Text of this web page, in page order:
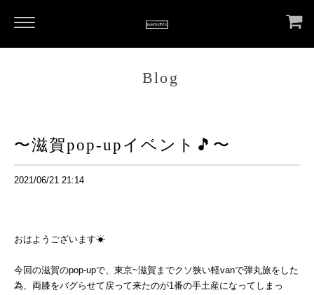
Blog
〜滋賀pop-upイベント🎵〜
2021/06/21 21:14
おはようございます☀︎
今回の滋賀のpop-upで、東京~滋賀までクソ狭い軽vanで弾丸旅をした
為、両膝をバグらせて戻って来たのが1番の手土産になってしまっ